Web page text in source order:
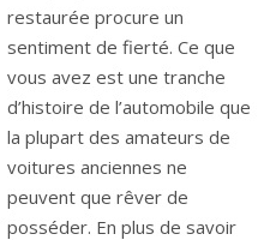
restaurée procure un
sentiment de fierté. Ce que
vous avez est une tranche
d’histoire de l’automobile que
la plupart des amateurs de
voitures anciennes ne
peuvent que rêver de
posséder. En plus de savoir